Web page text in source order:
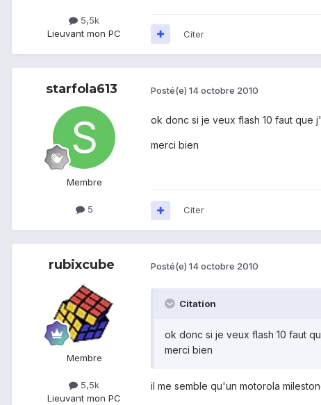
5,5k
Lieuvant mon PC Citer
starfola613
Membre
5
Posté(e) 14 octobre 2010
ok donc si je veux flash 10 faut que
merci bien
Citer
rubixcube
Membre
5,5k
Lieuvant mon PC
Posté(e) 14 octobre 2010
Citation
ok donc si je veux flash 10 faut
merci bien
il me semble qu'un motorola